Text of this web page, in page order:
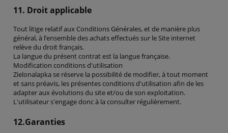
11. Droit applicable
Tout litige relatif aux Conditions Générales, et de manière plus
général, à l’ensemble des achats effectués sur le Site internet
relève du droit français.
La langue du présent contrat est la langue française.
Modification conditions d'utilisation
Zielonalapka se réserve la possibilité de modifier, à tout moment
et sans préavis, les présentes conditions d'utilisation afin de les
adapter aux évolutions du site et/ou de son exploitation.
L'utilisateur s'engage donc à la consulter régulièrement.
12.Garanties